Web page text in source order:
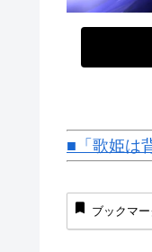
■「歌姫は
ブックマー